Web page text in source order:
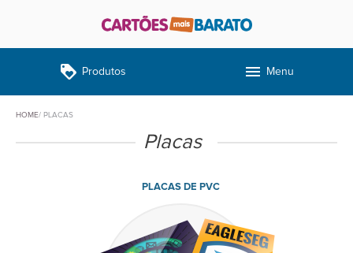
loyalty Produtos menu Menu
HOME PLACAS
Placas
PLACAS DE PVC